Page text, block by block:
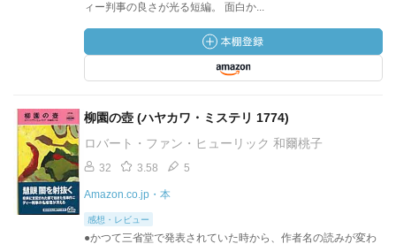
ィー判事の良さが光る短編。 面白か...
柳園の壺 (ハヤカワ・ミステリ 1774)
ロバート・ファン・ヒューリック 和爾桃子
32 3.58 5
Amazon.co.jp・本
感想・レビュー
●かつて三省堂で発表されていた時から、作者名の読みが変わ